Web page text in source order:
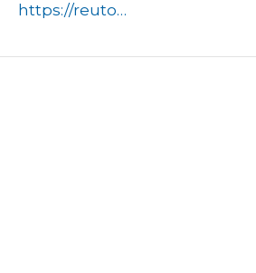
https://reutov.net/article/muzykalnaya-shkola-no2-reutova-otmechaet-50-letnij-yubilej-v-2025-godu-674741